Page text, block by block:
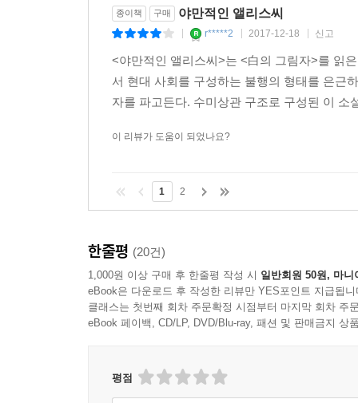
종이책 구매 야만적인 앨리스씨
r*****2 2017-12-18 신고
<야만적인 앨리스씨>는 <白의 그림자>를 읽
서 현대 사회를 구성하는 불행의 형태를 은근
자를 파고든다. 수미상관 구조로 구성된 이 소
이 리뷰가 도움이 되었나요?
1 2
한줄평 (20건)
1,000원 이상 구매 후 한줄평 작성 시 일반회원 50원, 마니
eBook은 다운로드 후 작성한 리뷰만 YES포인트 지급됩니
클래스는 첫번째 회차 주문확정 시점부터 마지막 회차 주
eBook 페이백, CD/LP, DVD/Blu-ray, 패션 및 판매금지 상
평점